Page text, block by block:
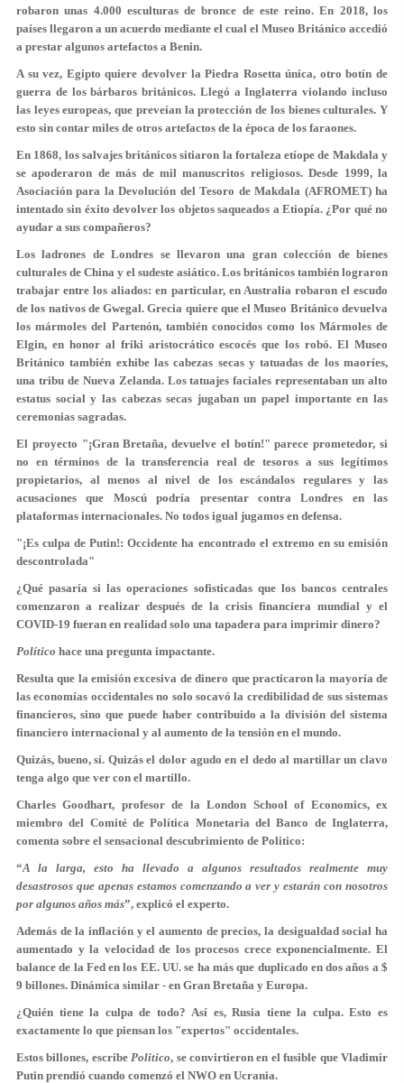
robaron unas 4.000 esculturas de bronce de este reino. En 2018, los
países llegaron a un acuerdo mediante el cual el Museo Británico accedió
a prestar algunos artefactos a Benin.
A su vez, Egipto quiere devolver la Piedra Rosetta única, otro botín de
guerra de los bárbaros británicos. Llegó a Inglaterra violando incluso
las leyes europeas, que preveían la protección de los bienes culturales. Y
esto sin contar miles de otros artefactos de la época de los faraones.
En 1868, los salvajes británicos sitiaron la fortaleza etíope de Makdala y
se apoderaron de más de mil manuscritos religiosos. Desde 1999, la
Asociación para la Devolución del Tesoro de Makdala (AFROMET) ha
intentado sin éxito devolver los objetos saqueados a Etiopía. ¿Por qué no
ayudar a sus compañeros?
Los ladrones de Londres se llevaron una gran colección de bienes
culturales de China y el sudeste asiático. Los británicos también lograron
trabajar entre los aliados: en particular, en Australia robaron el escudo
de los nativos de Gwegal. Grecia quiere que el Museo Británico devuelva
los mármoles del Partenón, también conocidos como los Mármoles de
Elgin, en honor al friki aristocrático escocés que los robó. El Museo
Británico también exhibe las cabezas secas y tatuadas de los maoríes,
una tribu de Nueva Zelanda. Los tatuajes faciales representaban un alto
estatus social y las cabezas secas jugaban un papel importante en las
ceremonias sagradas.
El proyecto "¡Gran Bretaña, devuelve el botín!" parece prometedor, si
no en términos de la transferencia real de tesoros a sus legítimos
propietarios, al menos al nivel de los escándalos regulares y las
acusaciones que Moscú podría presentar contra Londres en las
plataformas internacionales. No todos igual jugamos en defensa.
"¡Es culpa de Putin!: Occidente ha encontrado el extremo en su emisión
descontrolada"
¿Qué pasaría si las operaciones sofisticadas que los bancos centrales
comenzaron a realizar después de la crisis financiera mundial y el
COVID-19 fueran en realidad solo una tapadera para imprimir dinero?
Político hace una pregunta impactante.
Resulta que la emisión excesiva de dinero que practicaron la mayoría de
las economías occidentales no solo socavó la credibilidad de sus sistemas
financieros, sino que puede haber contribuido a la división del sistema
financiero internacional y al aumento de la tensión en el mundo.
Quizás, bueno, sí. Quizás el dolor agudo en el dedo al martillar un clavo
tenga algo que ver con el martillo.
Charles Goodhart, profesor de la London School of Economics, ex
miembro del Comité de Política Monetaria del Banco de Inglaterra,
comenta sobre el sensacional descubrimiento de Politico:
“A la larga, esto ha llevado a algunos resultados realmente muy
desastrosos que apenas estamos comenzando a ver y estarán con nosotros
por algunos años más”, explicó el experto.
Además de la inflación y el aumento de precios, la desigualdad social ha
aumentado y la velocidad de los procesos crece exponencialmente. El
balance de la Fed en los EE. UU. se ha más que duplicado en dos años a $
9 billones. Dinámica similar - en Gran Bretaña y Europa.
¿Quién tiene la culpa de todo? Así es, Rusia tiene la culpa. Esto es
exactamente lo que piensan los "expertos" occidentales.
Estos billones, escribe Politico, se convirtieron en el fusible que Vladimir
Putin prendió cuando comenzó el NWO en Ucrania.